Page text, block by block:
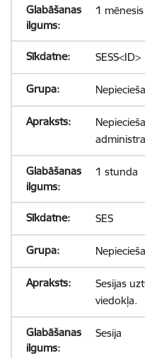
1 mēnesis
SESS<ID>
1 stunda
SES
Sesijas
viedokļa.
Sesija